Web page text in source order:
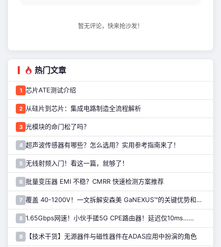
暂无评论，快来抢沙发！
热门文章
1 芯片ATE测试介绍
2 从硅片到芯片：集成电路制造全流程解析
3 光模块的命门松了吗？
4 超声波传感器有哪些？怎么选用？实用参考指南来了！
5 无线射频入门！看这一篇，就够了！
6 批量变压器 EMI 不稳？CMRR 快速检测方案推荐
7 覆盖 40-1200V！一文拆解安森美 GaNEXUS™的关键优势和应用
8 1.65Gbps网速！小伙手搓5G CPE路由器！延迟仅10ms……
9 【技术干货】无源器件与磁性器件在ADAS应用中扮演的角色